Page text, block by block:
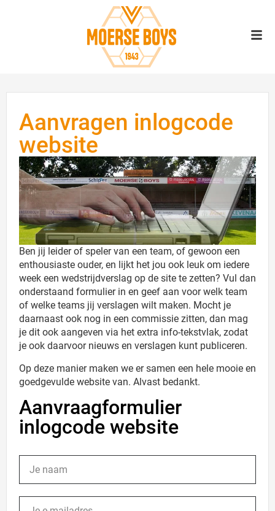
Aanvragen inlogcode
website
Ben jij leider of speler van een team, of gewoon een
enthousiaste ouder, en lijkt het jou ook leuk om iedere
week een wedstrijdverslag op de site te zetten? Vul dan
onderstaand formulier in en geef aan voor welk team
of welke teams jij verslagen wilt maken. Mocht je
daarnaast ook nog in een commissie zitten, dan mag
je dit ook aangeven via het extra info-tekstvlak, zodat
je ook daarvoor nieuws en verslagen kunt publiceren.
Op deze manier maken we er samen een hele mooie en
goedgevulde website van. Alvast bedankt.
Aanvraagformulier
inlogcode website